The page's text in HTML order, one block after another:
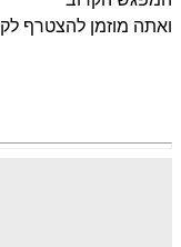
מוזמן להצטרף